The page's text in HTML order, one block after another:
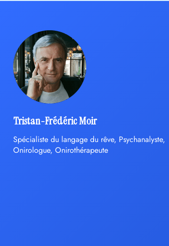
Tristan-Frédéric Moir
Spécialiste du langage du rêve, Psychanalyste,
Onirologue, Onirothérapeute